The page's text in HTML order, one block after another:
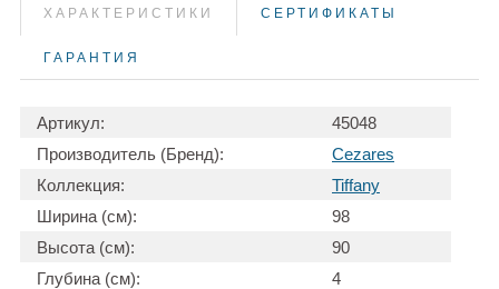
ХАРАКТЕРИСТИКИ СЕРТИФИКАТЫ
ГАРАНТИЯ
Артикул:
45048
Производитель (Бренд):
Cezares
Коллекция:
Tiffany
Ширина (см):
98
Высота (см):
90
Глубина (см):
4